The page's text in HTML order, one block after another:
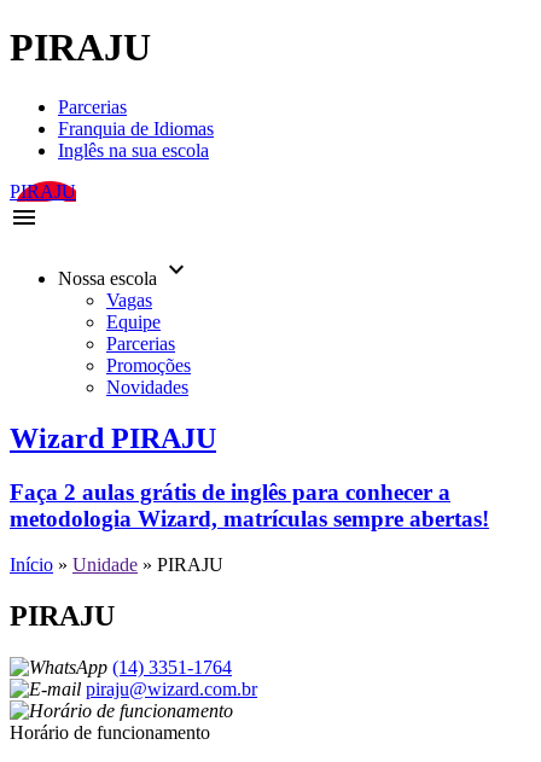
PIRAJU
Parcerias
Franquia de Idiomas
Inglês na sua escola
PIRAJU
menu
Nossa escola keyboard_arrow_down
Vagas
Equipe
Parcerias
Promoções
Novidades
Wizard PIRAJU
Faça 2 aulas grátis de inglês para conhecer a
metodologia Wizard, matrículas sempre abertas!
Início » Unidade » PIRAJU
PIRAJU
(14) 3351-1764
piraju@wizard.com.br
Horário de funcionamento